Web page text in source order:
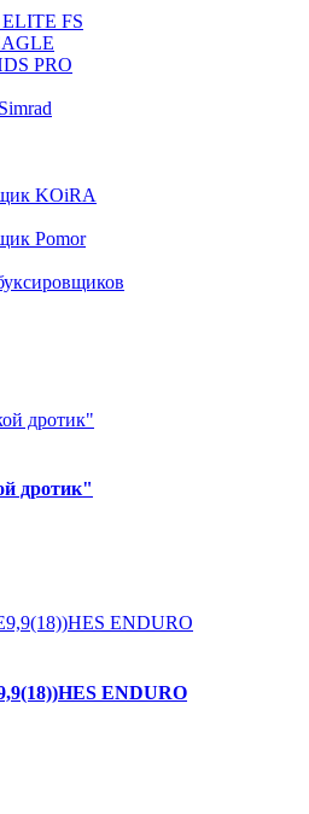
FS
PRO
KOiRA
Pomor
дротик"
ENDURO